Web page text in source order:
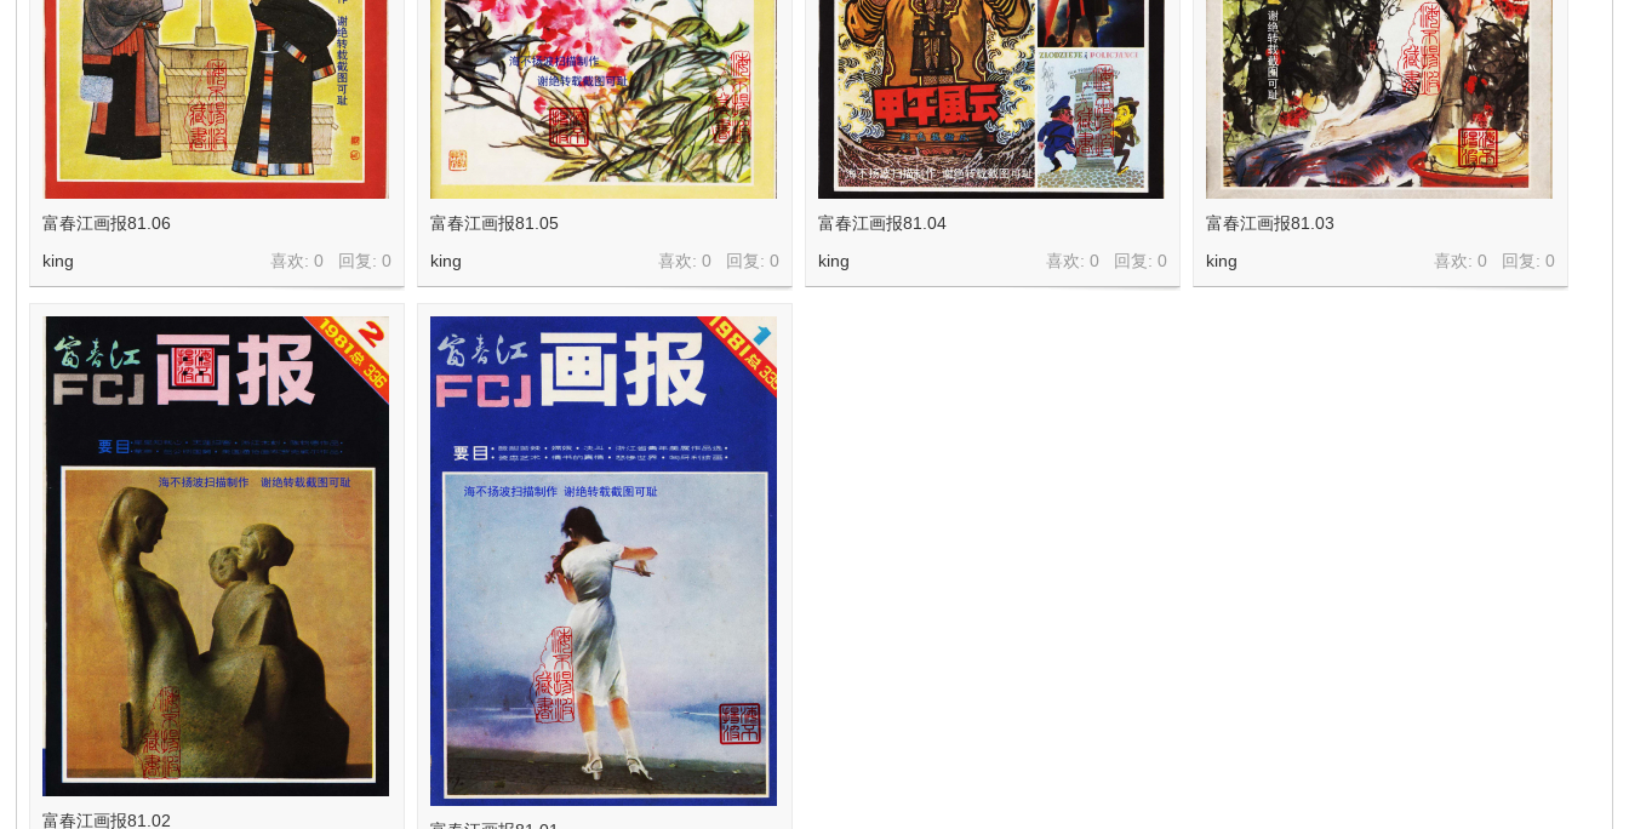
在
富春江画报81.06
喜欢: 0 回复:0
king
富春江画报81.05
喜欢: 0 回复:0
king
富春江画报81.04
喜欢: 0 回复:0
king
富春江画报81.03
喜欢: 0 回复:0
king
富春江画报81.02